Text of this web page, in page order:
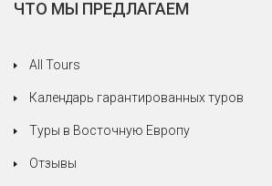
ЧТО МЫ ПРЕДЛАГАЕМ
All Tours
Календарь гарантированных туров
Туры в Восточную Европу
Отзывы